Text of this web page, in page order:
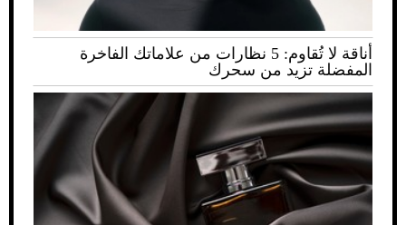
أناقة لا تُقاوم: 5 نظارات من علاماتك الفاخرة
المفضلة تزيد من سحرك